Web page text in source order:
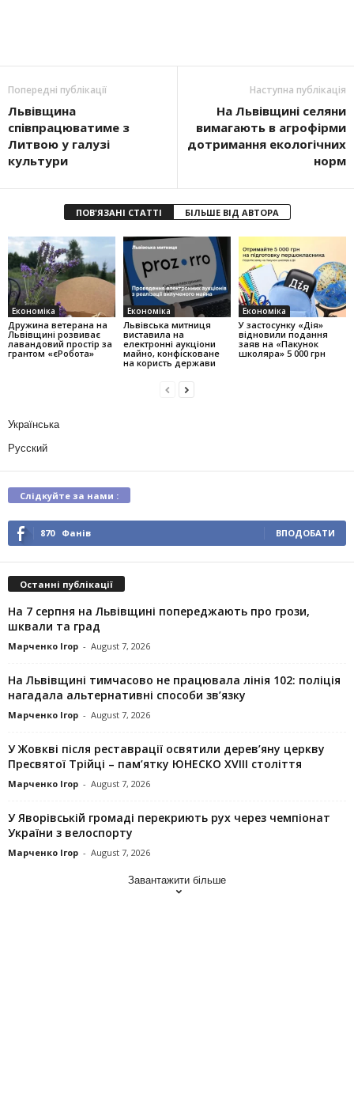
Попередні публікації
Львівщина
співпрацюватиме з
Литвою у галузі
культури
Наступна публікація
На Львівщині селяни
вимагають в агрофірми
дотримання екологічних
норм
ПОВ'ЯЗАНІ СТАТТІ БІЛЬШЕ ВІД АВТОРА
Економіка
Дружина ветерана на
Львівщині розвиває
лавандовий простір за
грантом «єРобота»
Економіка
Львівська митниця
виставила на
електронні аукціони
майно, конфісковане
на користь держави
Економіка
У застосунку «Дія»
відновили подання
заяв на «Пакунок
школяра» 5 000 грн
Українська
Русский
Слідкуйте за нами :
870 Фанів ВПОДОБАТИ
Останні публікації
На 7 серпня на Львівщині попереджають про грози,
шквали та град
Марченко Ігор - August 7, 2026
На Львівщині тимчасово не працювала лінія 102: поліція
нагадала альтернативні способи зв’язку
Марченко Ігор - August 7, 2026
У Жовкві після реставрації освятили дерев’яну церкву
Пресвятої Трійці – пам’ятку ЮНЕСКО XVIII століття
Марченко Ігор - August 7, 2026
У Яворівській громаді перекриють рух через чемпіонат
України з велоспорту
Марченко Ігор - August 7, 2026
Завантажити більше